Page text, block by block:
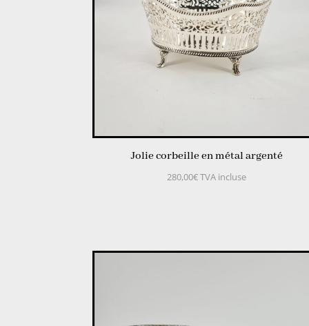
Jolie corbeille en métal argenté
280,00€TVA incluse